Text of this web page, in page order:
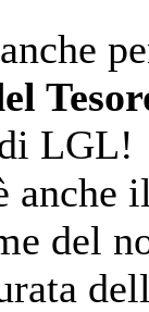
LGL!
anche
del